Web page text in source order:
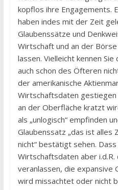
kopflos ihre Engagements.
haben indes mit der Zeit
Glaubenssätze und
Wirtschaft und an der
lassen. Vielleicht kennen
auch schon des Öfteren
der amerikanische
Wirtschaftsdaten
an der Oberfläche kratzt
als „unlogisch“ empfinden
Glaubenssatz „das ist alles
nicht“ bestätigt sehen.
Wirtschaftsdaten aber i.d.R.
veranlassen, die expansive
wird missachtet oder nicht